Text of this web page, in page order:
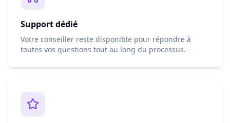
Support dédié
Votre conseiller reste disponible pour répondre à
toutes vos questions tout au long du processus.